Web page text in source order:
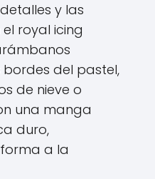
y las
royal icing
del pastel,
de nieve o
una manga
duro,
a la